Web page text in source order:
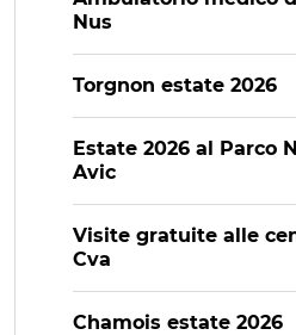
Nus
Torgnon estate 2026
Estate 2026 al Parco
Avic
Visite gratuite alle
Cva
Chamois estate 2026